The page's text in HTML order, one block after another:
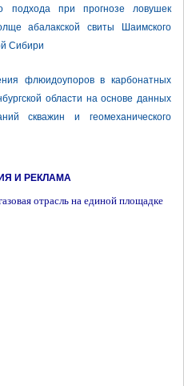
подхода при прогнозе ловушек
абалакской свиты Шаимского
Сибири
флюидоупоров в карбонатных
области на основе данных
скважин и геомеханического
И РЕКЛАМА
отрасль на единой площадке